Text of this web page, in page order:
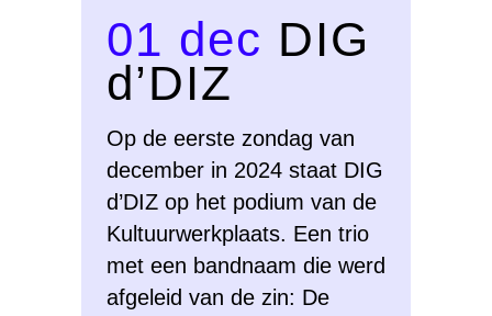
01 dec DIG
d’DIZ
Op de eerste zondag van
december in 2024 staat DIG
d’DIZ op het podium van de
Kultuurwerkplaats. Een trio
met een bandnaam die werd
afgeleid van de zin: De